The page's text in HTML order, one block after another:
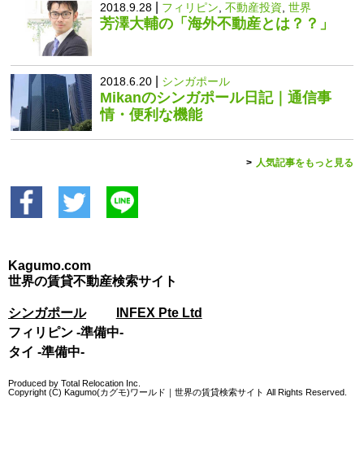
2018.9.28 フィリピン 不動産投資 世界
芳澤大輔の「海外不動産とは？？」
2018.6.20 シンガポール
Mikanのシンガポール日記｜通信事
情・便利な機能
人気記事をもっと見る
Kagumo.com
世界の賃貸不動産検索サイト
シンガポール
INFEX Pte Ltd
フィリピン -準備中-
タイ -準備中-
Produced by Total Relocation Inc.
Copyright (C) Kagumo(カグモ)ワールド｜世界の賃貸検索サイト All Rights Reserved.